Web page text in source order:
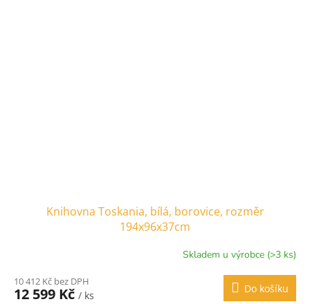
Knihovna Toskania, bílá, borovice, rozměr
194x96x37cm
Skladem u výrobce (>3 ks)
10 412 Kč bez DPH
12 599 Kč / ks
Do košíku